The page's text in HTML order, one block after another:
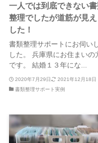
一人では到底できない
整理でしたが道筋が見え
した！
書類整理サポートにお伺い
した。 兵庫県にお住まいの
です。 結婚１３年にな...
2020年7月29日
2021年12月18日
書類整理サポート実例